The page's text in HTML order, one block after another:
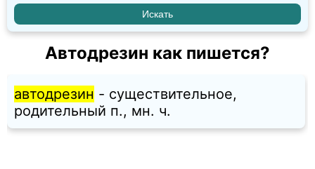
Автодрезин как пишется?
автодрезин - существительное,
родительный п., мн. ч.